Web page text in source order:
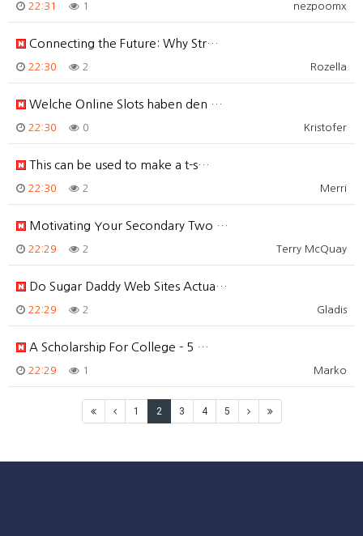
nezpoomx
22:31 1
Connecting the Future: Why Str…
Rozella
22:30 2
Welche Online Slots haben den …
Kristofer
22:30 0
This can be used to make a t-s…
Merri
22:30 2
Motivating Your Secondary Two …
Terry McQuay
22:29 2
Do Sugar Daddy Web Sites Actua…
Gladis
22:29 2
A Scholarship For College - 5 …
Marko
22:29 1
1 2 3 4 5